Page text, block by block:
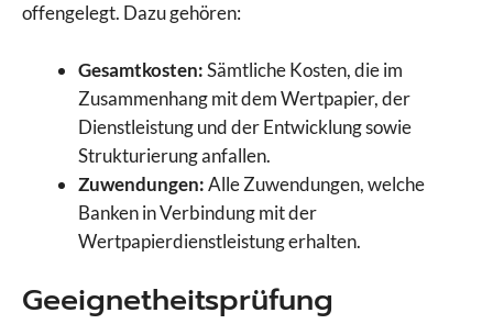
offengelegt. Dazu gehören:
Gesamtkosten:Sämtliche Kosten, die im
Zusammenhang mit dem Wertpapier, der
Dienstleistung und der Entwicklung sowie
Strukturierung anfallen.
Zuwendungen:Alle Zuwendungen, welche
Banken in Verbindung mit der
Wertpapierdienstleistung erhalten.
Geeignetheitsprüfung